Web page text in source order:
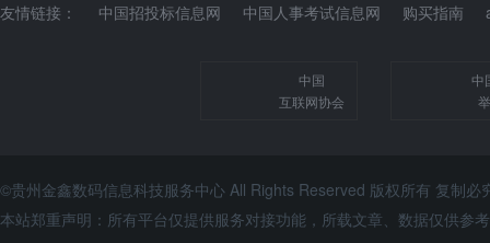
友情链接： 中国招投标信息网 中国人事考试信息网 购买指南
中国
互联网协会
中
©贵州金鑫数码信息科技服务中心 All Rights Reserved 版权所有 复制必
本站郑重声明：所有平台仅提供服务对接功能，所载文章、数据仅供参